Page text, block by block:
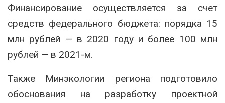
Финансирование осуществляется за счет
средств федерального бюджета: порядка 15
млн рублей — в 2020 году и более 100 млн
рублей — в 2021-м.
Также Минэкологии региона подготовило
обоснования на разработку проектной